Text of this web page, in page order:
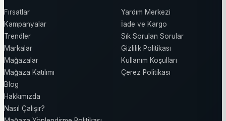
Fırsatlar
Kampanyalar
Trendler
Markalar
Mağazalar
Mağaza Katılımı
Blog
Hakkımızda
Nasıl Çalışır?
Yardım Merkezi
İade ve Kargo
Sık Sorulan Sorular
Gizlilik Politikası
Kullanım Koşulları
Çerez Politikası